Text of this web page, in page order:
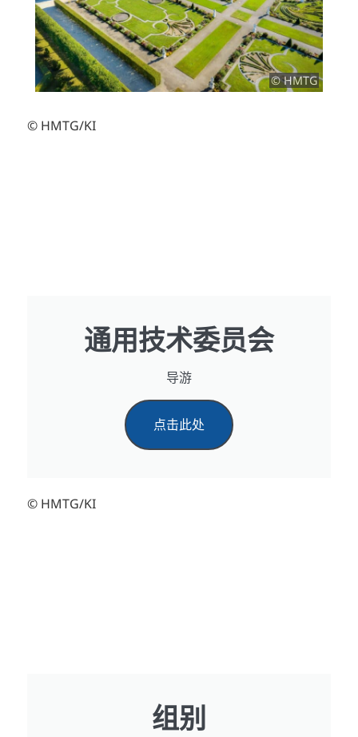
© HMTG
© HMTG/KI
通用技术委员会
导游
点击此处
© HMTG/KI
组别